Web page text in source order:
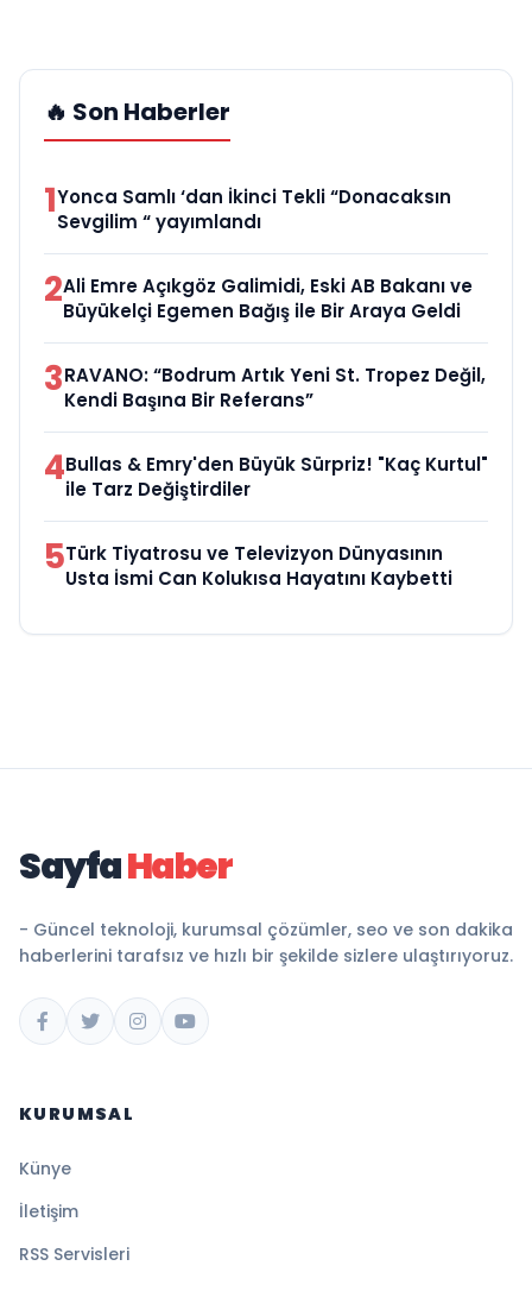
🔥 Son Haberler
1Yonca Samlı ‘dan İkinci Tekli “Donacaksın
Sevgilim “ yayımlandı
2Ali Emre Açıkgöz Galimidi, Eski AB Bakanı ve
Büyükelçi Egemen Bağış ile Bir Araya Geldi
3RAVANO: “Bodrum Artık Yeni St. Tropez Değil,
Kendi Başına Bir Referans”
4Bullas & Emry'den Büyük Sürpriz! "Kaç Kurtul"
ile Tarz Değiştirdiler
5Türk Tiyatrosu ve Televizyon Dünyasının
Usta İsmi Can Kolukısa Hayatını Kaybetti
SayfaHaber
- Güncel teknoloji, kurumsal çözümler, seo ve son dakika
haberlerini tarafsız ve hızlı bir şekilde sizlere ulaştırıyoruz.
KURUMSAL
Künye
İletişim
RSS Servisleri